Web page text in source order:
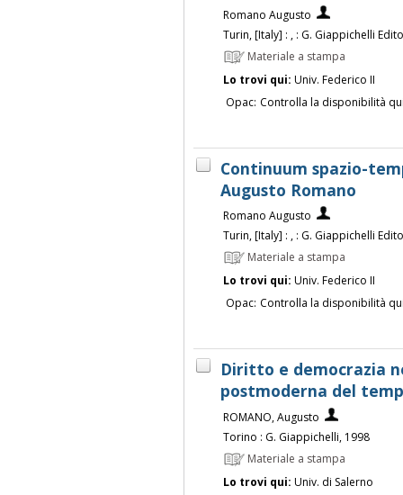
Romano Augusto
Turin, [Italy] : , : G. Giappichelli
Materiale a stampa
Lo trovi qui: Univ. Federico II
Opac: Controlla la disponibilità
Continuum spazio-
Augusto Romano
Romano Augusto
Turin, [Italy] : , : G. Giappichelli
Materiale a stampa
Lo trovi qui: Univ. Federico II
Opac: Controlla la disponibilità
Diritto e democrazia
postmoderna del
ROMANO, Augusto
Torino : G. Giappichelli, 1998
Materiale a stampa
Lo trovi qui: Univ. di Salerno